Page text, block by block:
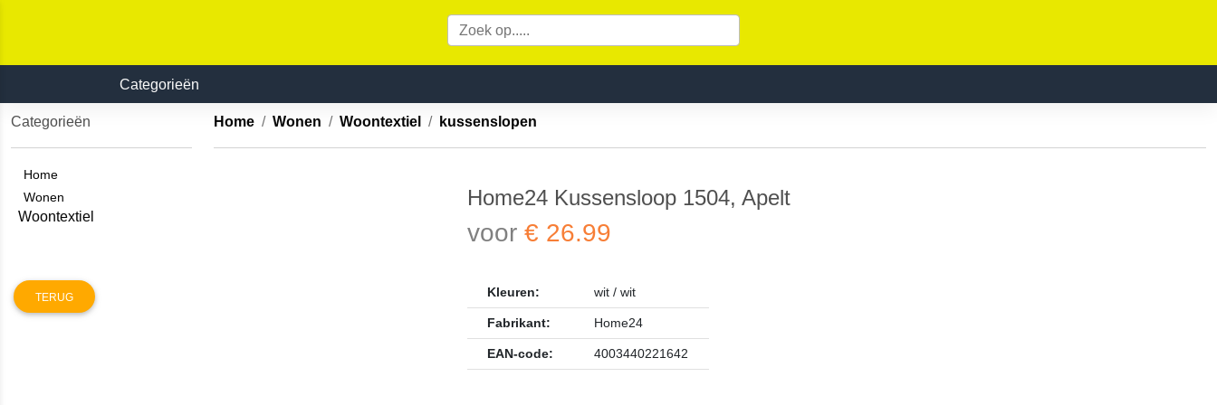
Categorieën
Categorieën
Home
Wonen
Woontextiel
TERUG
Home Wonen Woontextiel kussenslopen
Home24 Kussensloop 1504, Apelt
voor € 26.99
Kleuren: wit / wit
Fabrikant: Home24
EAN-code: 4003440221642